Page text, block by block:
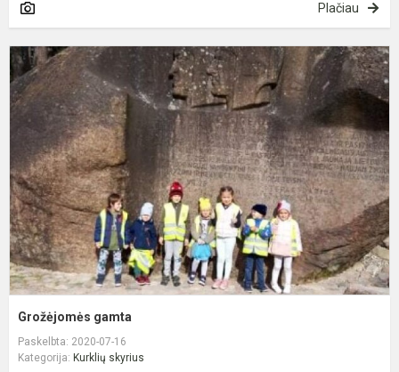
Plačiau
Grožėjomės gamta
Paskelbta: 2020-07-16
Kategorija: Kurklių skyrius